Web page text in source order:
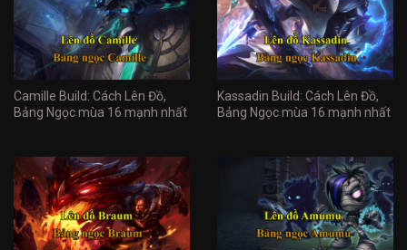
Camille Build: Cách Lên Đồ,
Bảng Ngọc mùa 16 mạnh nhất
Kassadin Build: Cách Lên Đồ,
Bảng Ngọc mùa 16 mạnh nhất